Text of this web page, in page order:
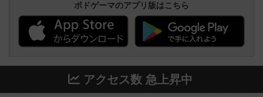
ボドゲーマのアプリ版はこちら
アクセス数 急上昇中